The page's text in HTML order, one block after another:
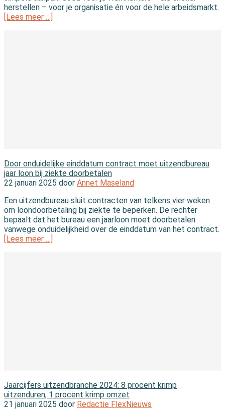
herstellen – voor je organisatie én voor de hele arbeidsmarkt.
[Lees meer …]
Door onduidelijke einddatum contract moet uitzendbureau
jaar loon bij ziekte doorbetalen
22 januari 2025 door Annet Maseland
Een uitzendbureau sluit contracten van telkens vier weken
om loondoorbetaling bij ziekte te beperken. De rechter
bepaalt dat het bureau een jaarloon moet doorbetalen
vanwege onduidelijkheid over de einddatum van het contract.
[Lees meer …]
Jaarcijfers uitzendbranche 2024: 8 procent krimp
uitzenduren, 1 procent krimp omzet
21 januari 2025 door Redactie FlexNieuws